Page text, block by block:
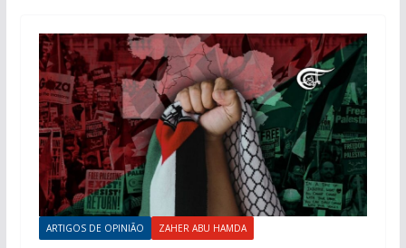
ARTIGOS DE OPINIÃO ZAHER ABU HAMDA